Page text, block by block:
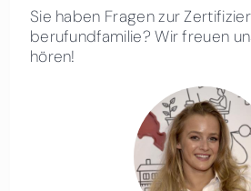
Sie haben Fragen zur
berufundfamilie? Wir freuen
hören!